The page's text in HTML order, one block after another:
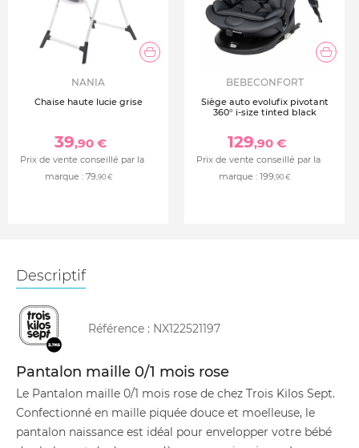
NANIA
Chaise haute lucie grise
39,90 €
Prix de vente conseillé par la
marque : 79,90 €
BEBECONFORT
Siège auto evolufix pivotant
360° i-size tinted black
129,90 €
Prix de vente conseillé par la
marque : 199,90 €
Descriptif
Référence : NX122521197
Pantalon maille 0/1 mois rose
Le Pantalon maille 0/1 mois rose de chez Trois Kilos Sept.
Confectionné en maille piquée douce et moelleuse, le
pantalon naissance est idéal pour envelopper votre bébé